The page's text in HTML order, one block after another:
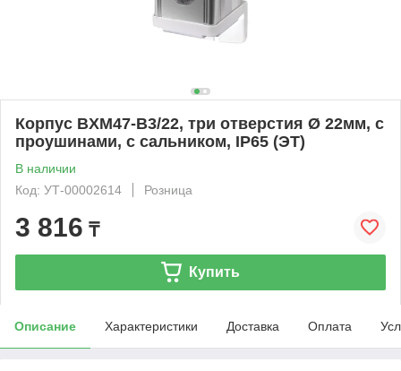
Корпус BXM47-В3/22, три отверстия Ø 22мм, с
проушинами, с сальником, IP65 (ЭТ)
В наличии
Код: УТ-00002614
Розница
3 816 ₸
Купить
Описание Характеристики Доставка Оплата